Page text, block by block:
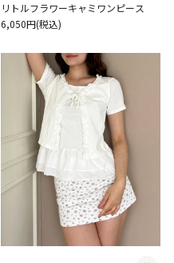
リトルフラワーキャミワンピース
6,050円(税込)